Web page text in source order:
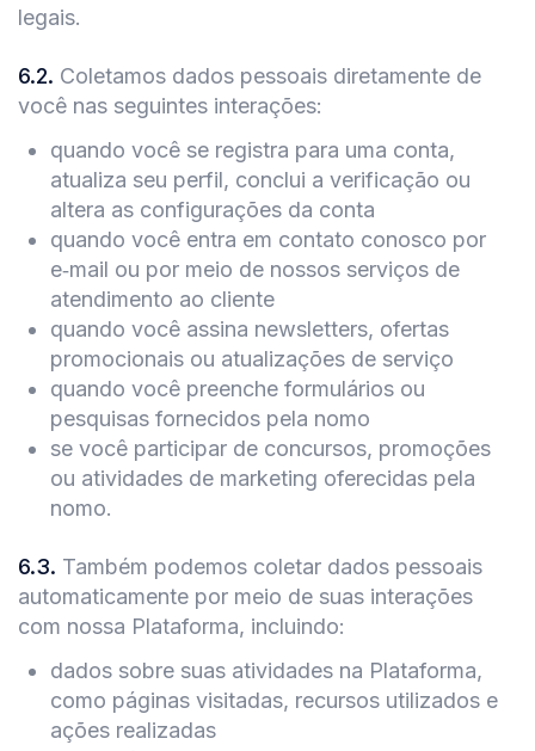
legais.
6.2. Coletamos dados pessoais diretamente de
você nas seguintes interações:
quando você se registra para uma conta,
atualiza seu perfil, conclui a verificação ou
altera as configurações da conta
quando você entra em contato conosco por
e‑mail ou por meio de nossos serviços de
atendimento ao cliente
quando você assina newsletters, ofertas
promocionais ou atualizações de serviço
quando você preenche formulários ou
pesquisas fornecidos pela nomo
se você participar de concursos, promoções
ou atividades de marketing oferecidas pela
nomo.
6.3. Também podemos coletar dados pessoais
automaticamente por meio de suas interações
com nossa Plataforma, incluindo:
dados sobre suas atividades na Plataforma,
como páginas visitadas, recursos utilizados e
ações realizadas